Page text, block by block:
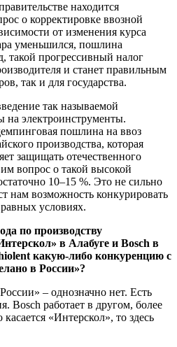
находится
о корректировке ввозной
от изменения курса
уменьшился, пошлина
такой прогрессивный налог
и станет правильным
так и для государства.
так называемой
электроинструменты.
пошлина на ввоз
производства, которая
защищать отечественного
вопрос о такой высокой
10–15 %. Это не сильно
нам возможность конкурировать
условиях.
по производству
в Алабуге и Bosch в
какую-либо конкуренцию с
в России»?
– однозначно нет. Есть
Bosch работает в другом, более
«Интерскол», то здесь